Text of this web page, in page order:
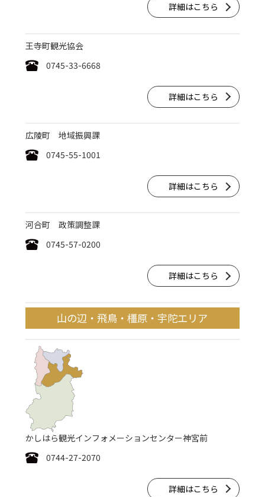
詳細はこちら
王寺町観光協会
0745-33-6668
詳細はこちら
広陵町 地域振興課
0745-55-1001
詳細はこちら
河合町 政策調整課
0745-57-0200
詳細はこちら
山の辺・飛鳥・橿原・宇陀エリア
かしはら観光インフォメーションセンター神宮前
0744-27-2070
詳細はこちら